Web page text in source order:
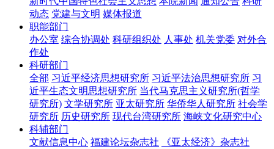
动态 党建与文明 媒体报道
职能部门
办公室 综合协调处 科研组织处 人事处 机关党委 对外合
作处
科研部门
全部 习近平经济思想研究所 习近平法治思想研究所 习
近平生态文明思想研究所 当代马克思主义研究所(哲学
研究所) 文学研究所 亚太研究所 华侨华人研究所 社会学
研究所 历史研究所 现代台湾研究所 海峡文化研究中心
科辅部门
文献信息中心 福建论坛杂志社
《亚太经济》杂志社